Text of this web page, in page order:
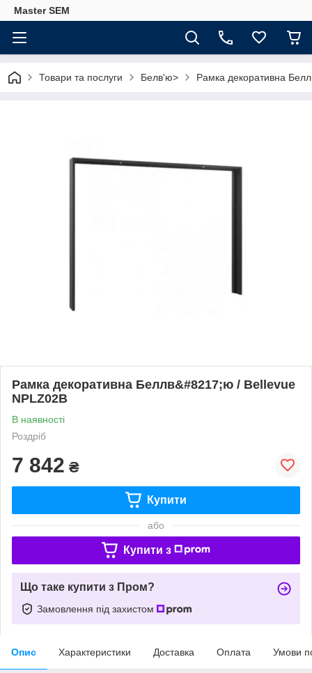
Master SEM
Товари та послуги Белв'ю> Рамка декоративна
Рамка декоративна Беллв&#8217;ю / Bellevue
NPLZ02B
В наявності
Роздріб
7 842 ₴
Купити
або
Купити з
Що таке купити з Пром?
Замовлення під захистом
Опис Характеристики Доставка Оплата Умови